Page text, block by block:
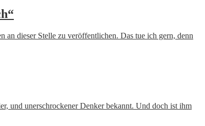
dieser Stelle zu veröffentlichen. Das tue ich gern, denn
und unerschrockener Denker bekannt. Und doch ist ihm